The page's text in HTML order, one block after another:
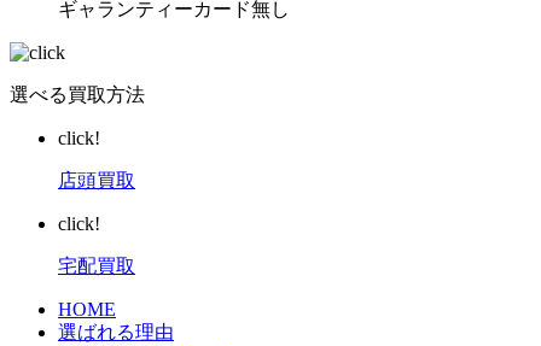
ギャランティーカード無し
選べる買取方法
click!
店頭買取
click!
宅配買取
HOME
選ばれる理由